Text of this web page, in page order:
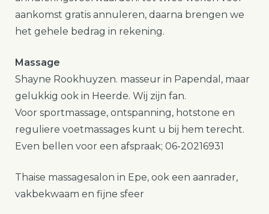
aankomst gratis annuleren, daarna brengen we
het gehele bedrag in rekening.
Massage
Shayne Rookhuyzen. masseur in Papendal, maar
gelukkig ook in Heerde. Wij zijn fan.
Voor sportmassage, ontspanning, hotstone en
reguliere voetmassages kunt u bij hem terecht.
Even bellen voor een afspraak; 06-20216931
Thaise massagesalon in Epe, ook een aanrader,
vakbekwaam en fijne sfeer